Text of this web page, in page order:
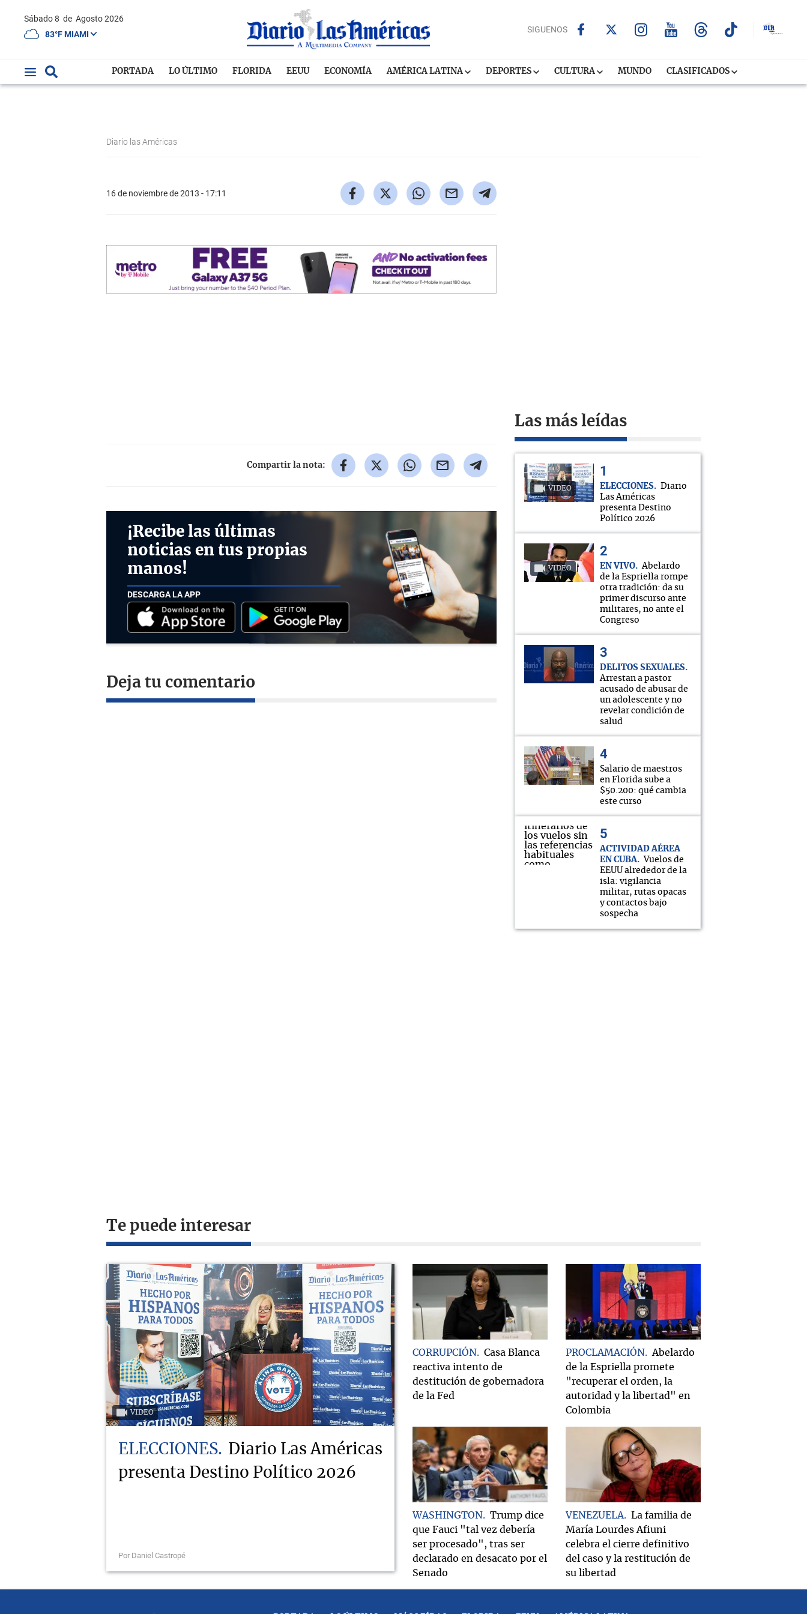
Sábado 8 de Agosto 2026
83°F MIAMI
SIGUENOS
PORTADA LO ÚLTIMO FLORIDA EEUU ECONOMÍA AMÉRICA LATINA DEPORTES CULTURA MUNDO CLASIFICADOS
Diario las Américas
16 de noviembre de 2013 - 17:11
Compartir la nota:
¡Recibe las últimas
noticias en tus propias
manos!
DESCARGA LA APP
Deja tu comentario
Las más leídas
VIDEO ELECCIONES
Diario
Las Américas
presenta Destino
Político 2026
VIDEO EN VIVO
Abelardo
de la Espriella rompe
otra tradición: da su
primer discurso ante
militares, no ante el
Congreso
DELITOS SEXUALES
Arrestan a pastor
acusado de abusar de
un adolescente y no
revelar condición de
salud
Salario de maestros
en Florida sube a
$50.200: qué cambia
este curso
ACTIVIDAD AÉREA
EN CUBA
Vuelos de
EEUU alrededor de la
isla: vigilancia
militar, rutas opacas
y contactos bajo
sospecha
Te puede interesar
VIDEO
ELECCIONES
Diario Las Américas
presenta Destino Político 2026
Por Daniel Castropé
CORRUPCIÓN
Casa Blanca
reactiva intento de
destitución de gobernadora
de la Fed
PROCLAMACIÓN
Abelardo
de la Espriella promete
"recuperar el orden, la
autoridad y la libertad" en
Colombia
WASHINGTON
Trump dice
que Fauci "tal vez debería
ser procesado", tras ser
declarado en desacato por el
Senado
VENEZUELA
La familia de
María Lourdes Afiuni
celebra el cierre definitivo
del caso y la restitución de
su libertad